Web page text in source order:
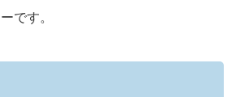
です。